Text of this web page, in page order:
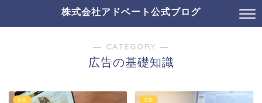
株式会社アドベート公式ブログ
― CATEGORY ―
広告の基礎知識
広告 広告